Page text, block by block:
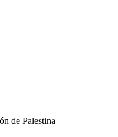
de Palestina